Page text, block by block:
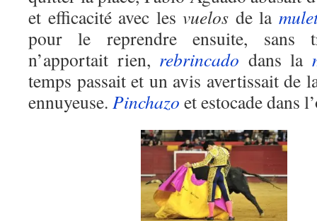
et efficacité avec les vuelos de la
pour le reprendre ensuite, sans
n’apportait rien, rebrincado dans la
temps passait et un avis avertissait de
ennuyeuse. Pinchazo et estocade dans